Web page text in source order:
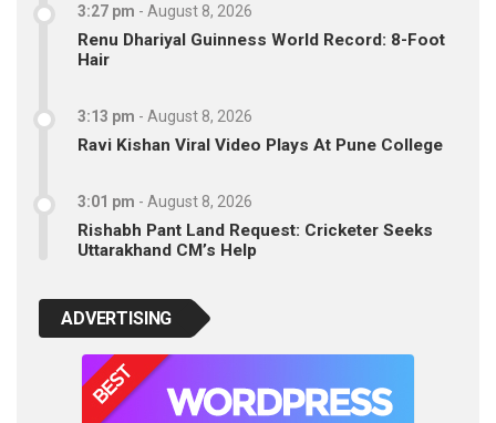
3:27 pm - August 8, 2026
Renu Dhariyal Guinness World Record: 8-Foot
Hair
3:13 pm - August 8, 2026
Ravi Kishan Viral Video Plays At Pune College
3:01 pm - August 8, 2026
Rishabh Pant Land Request: Cricketer Seeks
Uttarakhand CM’s Help
ADVERTISING